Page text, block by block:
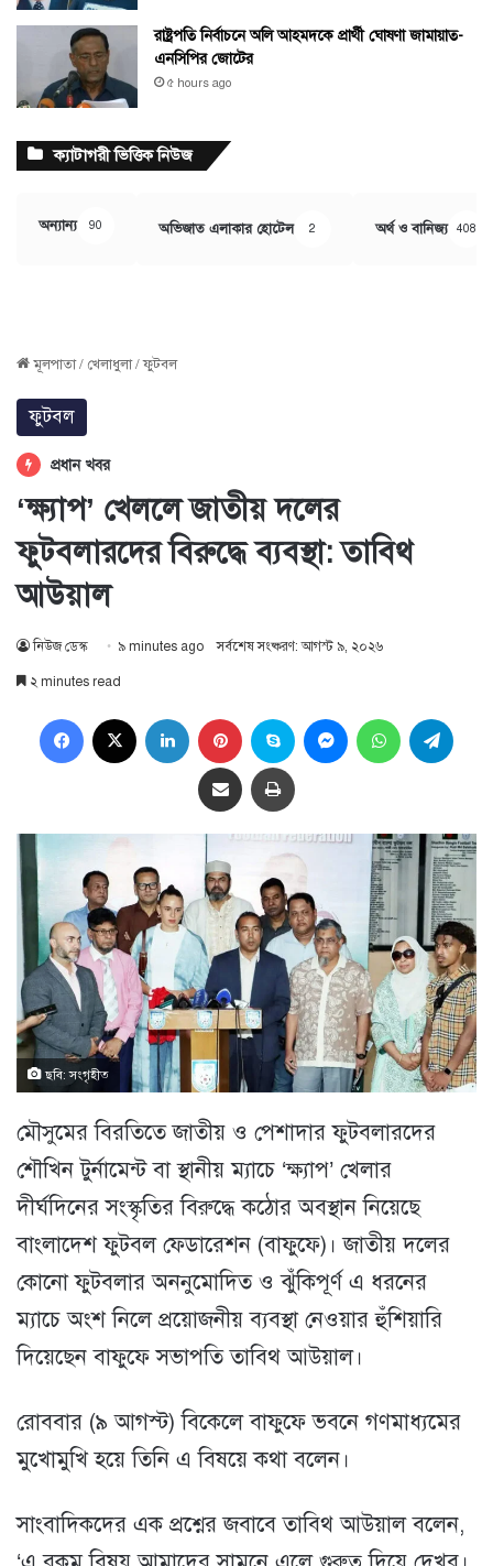
রাষ্ট্রপতি নির্বাচনে অলি আহমদকে প্রার্থী ঘোষণা জামায়াত-
এনসিপির জোটের
৫ hours ago
ক্যাটাগরী ভিত্তিক নিউজ
অন্যান্য 90 অভিজাত এলাকার হোটেল 2 অর্থ ও বানিজ্য 408